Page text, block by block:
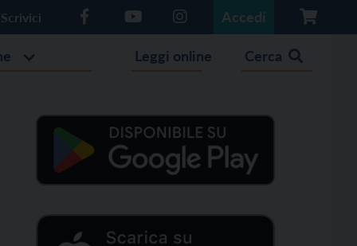
Scrivici Accedi
Leggi online Cerca